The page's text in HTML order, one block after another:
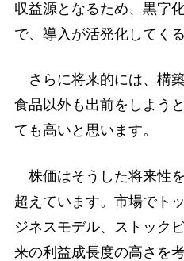
収益源となるため、黒字
で、導入が活発化してく
さらに将来的には、構
食品以外も出前をしよう
ても高いと思います。
株価はそうした将来性
超えています。市場でト
ジネスモデル、ストック
来の利益成長度の高さを